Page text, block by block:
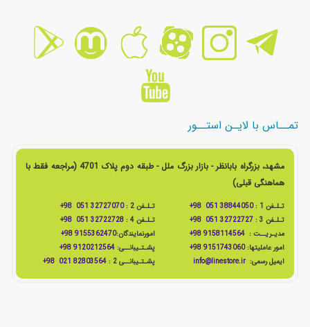
تمــاس با لایـن استــور
مشهد، بزرگراه بابانظر - بازار بزرگ ملل - طبقه دوم پلاک 4701 (مراجعه فقط با
هماهنگی قبلی)
تـلـفن 1 : 38844050 051 98+ تـلـفن 2 :
32727070 051 98+
تـلـفن 3 :
32722727 051 98+ تـلـفن 4 :
32722728 051 98+
مدیـریــت :9158114564 98+ امورنمایندگان:9155362470 98+
امور عاملیتها:9151743060 98+ پشـتـیبانــی: 9120212564 98+
ایمیل رسمی: info@linestore.ir پشـتـیبانــی 2 : 82803564 021 98+